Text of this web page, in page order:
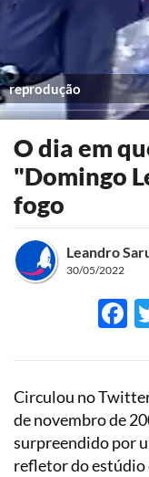
reprodução
O dia em
"Domingo
fogo
Leandro
30/05/2022
Circulou no
de novembro de
surpreendido por
refletor do estúdio